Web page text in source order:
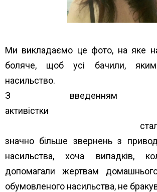
Ми викладаємо це фото, на яке
боляче, щоб усі бачили,
насильство.
З введенням
активістки
значно більше звернень з
насильства, хоча випадків,
допомагали жертвам
обумовленого насильства, не